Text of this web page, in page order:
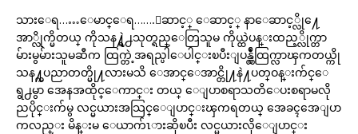
သားေရ……ေမာင္ေရ…….ေဆာင့္ ေဆာင့္ နာေဆာင့္လို႔ေ
အာ္လိုက္မိတယ္ ကိုသန႔္ရဲ႕သုတ္ရည္ေတြသူမ ကိုယ္ထဲပန္းထည့္လိုက္တာ
မ်ားမွမ်ားသူမဆီက ထြက္တဲ့အရည္ပါေပါင္းၿပီးျပန္လွ်ဳံထြက္လာၾကတယ္ကို
သန႔္ကပညာတတ္မို႔လားမသိ ေအာင္ေအာင္တို႔နဲ႔ပတ္ဝန္းက်င္ေ
ရွ႕မွာ အေနအထိုင္ေကာင္း တယ္ ေျပာစရာသတိေပးစရာမလို
ညပိုင္းက်မွ လင္မယားအသြင္ေျပာင္းၾကရတယ္ အေခၚအေျပာ
ကလည္း မိန္းမ ေယာက်ၤားဆိုၿပီး လင္မယားလိုေျပာင္း